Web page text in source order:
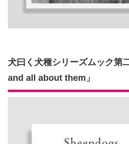
犬曰く犬種シリーズムック第
and all about them」